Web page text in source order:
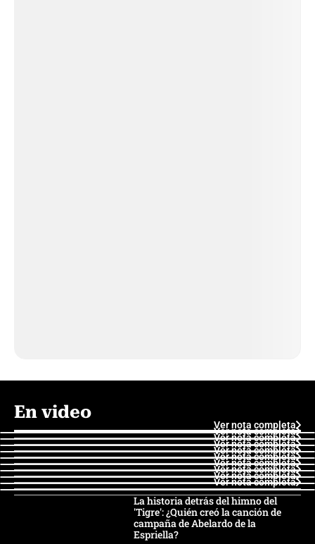
En video
Ver nota completa
Ver nota completa
Ver nota completa
Ver nota completa
Ver nota completa
Ver nota completa
Ver nota completa
Ver nota completa
Ver nota completa
Ver nota completa
La historia detrás del himno del
'Tigre': ¿Quién creó la canción de
campaña de Abelardo de la
Espriella?